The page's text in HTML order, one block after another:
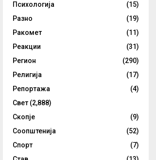
Психологија
(15)
Разно
(19)
Ракомет
(11)
Реакции
(31)
Регион
(290)
Религија
(17)
Репортажа
(4)
Свет (2,888)
Скопје
(9)
Соопштенија
(52)
Спорт
(7)